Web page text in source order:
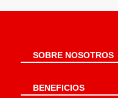
SOBRE NOSOTROS
BENEFICIOS